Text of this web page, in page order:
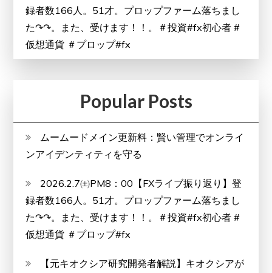
録者数166人。51才。プロップファーム落ちまし
た↷↷。また、受けます！！。＃投資#fx初心者 #
仮想通貨 ＃プロップ#fx
Popular Posts
ムームードメイン更新料：賢い管理でオンライ
ンアイデンティティを守る
2026.2.7㈯PM8：00【FXライブ振り返り】登
録者数166人。51才。プロップファーム落ちまし
た↷↷。また、受けます！！。＃投資#fx初心者 #
仮想通貨 ＃プロップ#fx
【元キオクシア研究開発者解説】キオクシアが